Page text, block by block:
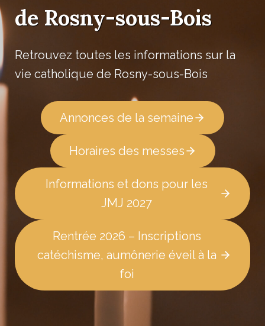
de Rosny-sous-Bois
Retrouvez toutes les informations sur la
vie catholique de Rosny-sous-Bois
Annonces de la semaine
Horaires des messes
Informations et dons pour les
JMJ 2027
Rentrée 2026 – Inscriptions
catéchisme, aumônerie éveil à la
foi